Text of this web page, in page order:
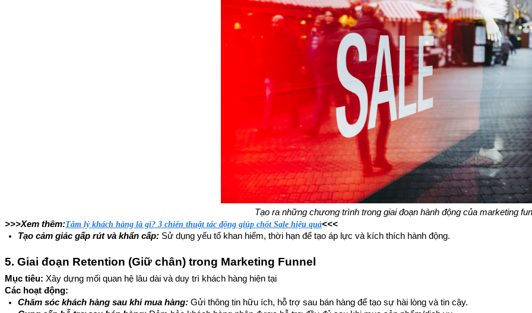
Tạo ra những chương trình trong giai đoạn hành động của marketing
>>>Xem thêm:Tâm lý khách hàng là gì? 3 chiến thuật tác động giúp chốt Sale hiệu quả​<<<
Tạo cảm giác gấp rút và khẩn cấp: Sử dụng yếu tố khan hiếm, thời hạn để tạo áp lực và kích thích hành động.
5. Giai đoạn Retention (Giữ chân) trong Marketing Funnel
Mục tiêu: Xây dựng mối quan hệ lâu dài và duy trì khách hàng hiện tại
Các hoạt động:
Chăm sóc khách hàng sau khi mua hàng: Gửi thông tin hữu ích, hỗ trợ sau bán hàng để tạo sự hài lòng và tin cậy.